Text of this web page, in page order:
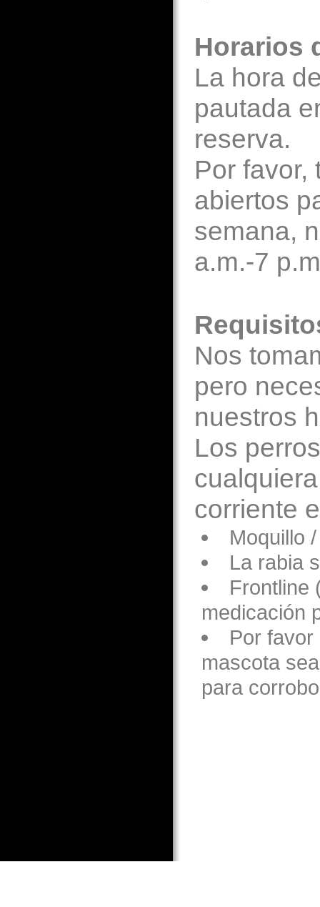
Horarios
La hora
pautada
reserva.
Por favor,
abiertos
semana,
a.m.-7
Nos
pero
nuestros
Los
corriente
Moquillo
La rabia
Frontline
medicación
Por
mascota
para